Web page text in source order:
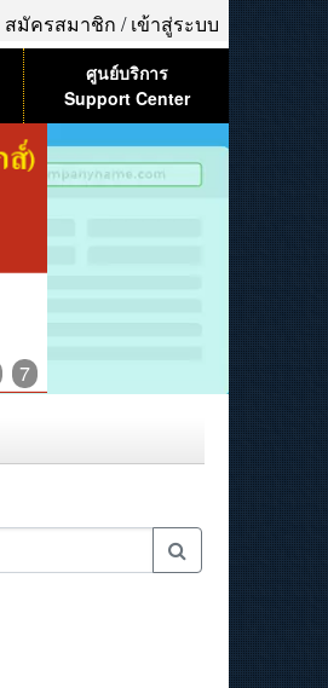
สมัครสมาชิก /เข้าสู่ระบบ
ศูนย์บริการ
Support Center
7